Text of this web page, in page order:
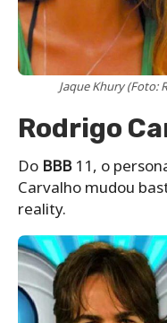
Jaque Khury (Foto:
Rodrigo
Do BBB11, o
Carvalho mudou
reality.